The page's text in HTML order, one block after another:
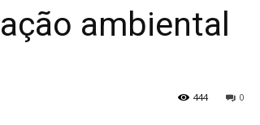
ambiental
0
444